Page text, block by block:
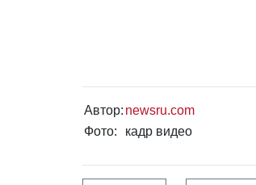
Автор: newsru.com
Фото:
кадр видео